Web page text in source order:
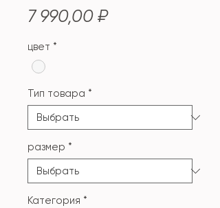
7 990,00 ₽Цена
цвет *
Тип товара *
размер *
Категория *